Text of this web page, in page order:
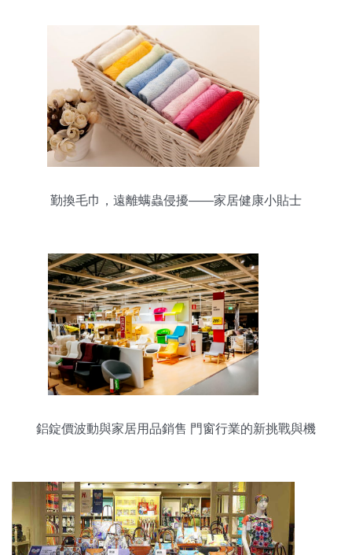
勤換毛巾，遠離螨蟲侵擾——家居健康小貼士
鋁錠價波動與家居用品銷售 門窗行業的新挑戰與機